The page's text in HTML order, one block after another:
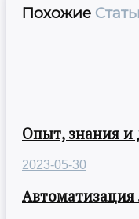
Похожие
Опыт, знания и
2023-05-30
Автоматизация